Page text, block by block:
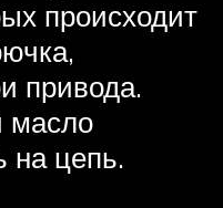
происходит
привода.
масло
на цепь.